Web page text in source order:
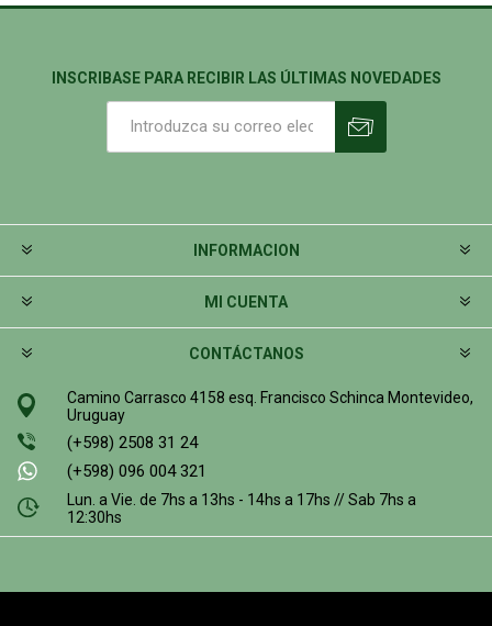
INSCRIBASE PARA RECIBIR LAS ÚLTIMAS NOVEDADES
INFORMACION
MI CUENTA
CONTÁCTANOS
Camino Carrasco 4158 esq. Francisco Schinca Montevideo,
Uruguay
(+598) 2508 31 24
(+598) 096 004 321
Lun. a Vie. de 7hs a 13hs - 14hs a 17hs // Sab 7hs a
12:30hs